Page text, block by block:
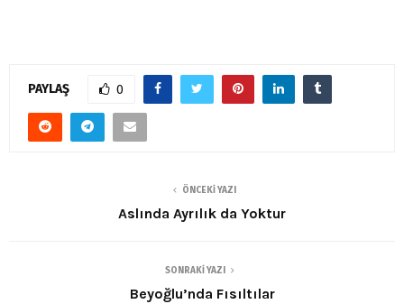
PAYLAŞ 0
ÖNCEKI YAZI
Aslında Ayrılık da Yoktur
SONRAKI YAZI
Beyoğlu’nda Fısıltılar